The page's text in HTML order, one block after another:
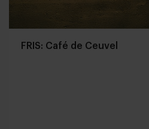
FRIS: Café de Ceuvel